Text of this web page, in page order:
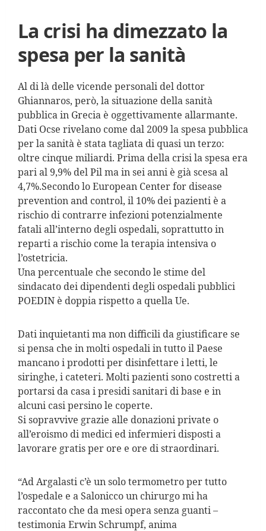
La crisi ha dimezzato la
spesa per la sanità
Al di là delle vicende personali del dottor
Ghiannaros, però, la situazione della sanità
pubblica in Grecia è oggettivamente allarmante.
Dati Ocse rivelano come dal 2009 la spesa pubblica
per la sanità è stata tagliata di quasi un terzo:
oltre cinque miliardi. Prima della crisi la spesa era
pari al 9,9% del Pil ma in sei anni è già scesa al
4,7%.Secondo lo European Center for disease
prevention and control, il 10% dei pazienti è a
rischio di contrarre infezioni potenzialmente
fatali all’interno degli ospedali, soprattutto in
reparti a rischio come la terapia intensiva o
l’ostetricia.
Una percentuale che secondo le stime del
sindacato dei dipendenti degli ospedali pubblici
POEDIN è doppia rispetto a quella Ue.
Dati inquietanti ma non difficili da giustificare se
si pensa che in molti ospedali in tutto il Paese
mancano i prodotti per disinfettare i letti, le
siringhe, i cateteri. Molti pazienti sono costretti a
portarsi da casa i presidi sanitari di base e in
alcuni casi persino le coperte.
Si sopravvive grazie alle donazioni private o
all’eroismo di medici ed infermieri disposti a
lavorare gratis per ore e ore di straordinari.
“Ad Argalasti c’è un solo termometro per tutto
l’ospedale e a Salonicco un chirurgo mi ha
raccontato che da mesi opera senza guanti –
testimonia Erwin Schrumpf, anima